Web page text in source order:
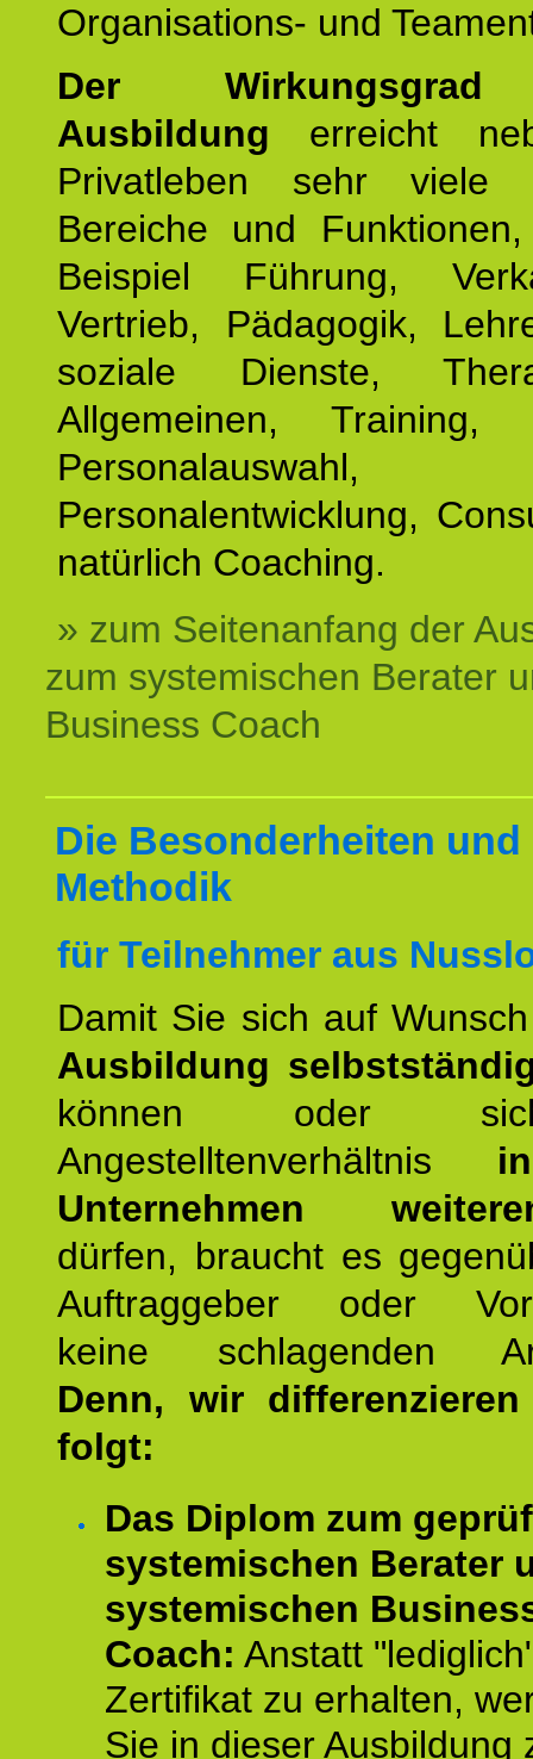
Organisations- und
Der
Ausbildung erreicht
Privatleben sehr viele
Bereiche und
Beispiel Führung,
Vertrieb, Pädagogik,
soziale Dienste,
Allgemeinen, Training,
Personalauswahl,
Personalentwicklung,
natürlich Coaching.
» zum Seitenanfang der
zum systemischen Berater
Business Coach
Die Besonderheiten und
Methodik
für Teilnehmer aus
Damit Sie sich auf
Ausbildung
können oder
Angestelltenverhältnis
Unternehmen
dürfen, braucht es
Auftraggeber oder
keine schlagenden
Denn, wir
folgt:
Das Diplom zum
systemischen Berater
systemischen
Coach: Anstatt
Zertifikat zu erhalten,
Sie in dieser Ausbildung